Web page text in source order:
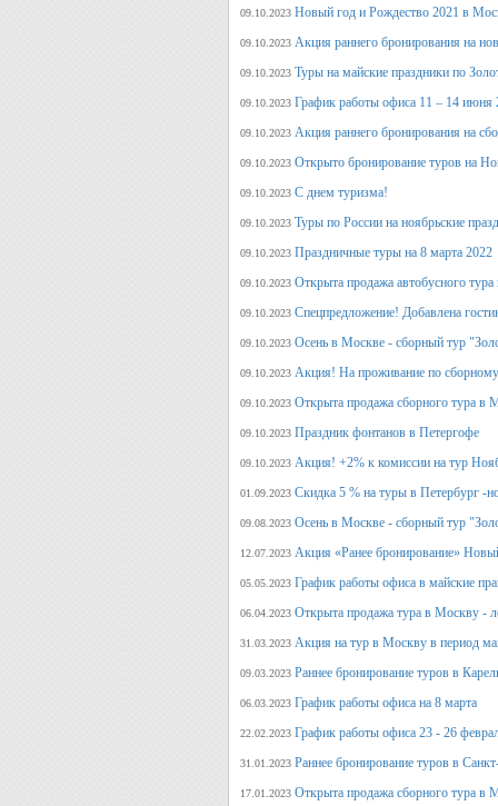
09.10.2023 Новый год и Рождество 2021 в
09.10.2023 Акция раннего бронирования на
09.10.2023 Туры на майские праздники по
09.10.2023 График работы офиса 11 – 14 июня
09.10.2023 Акция раннего бронирования на
09.10.2023 Открыто бронирование туров на
09.10.2023 С днем туризма!
09.10.2023 Туры по России на ноябрьские
09.10.2023 Праздничные туры на 8 марта 2022
09.10.2023 Открыта продажа автобусного
09.10.2023 Спецпредложение! Добавлена
09.10.2023 Осень в Москве - сборный тур
09.10.2023 Акция! На проживание по
09.10.2023 Открыта продажа сборного тура в
09.10.2023 Праздник фонтанов в Петергофе
09.10.2023 Акция! +2% к комиссии на тур
01.09.2023 Скидка 5 % на туры в Петербург -
09.08.2023 Осень в Москве - сборный тур
12.07.2023 Акция «Ранее бронирование»
05.05.2023 График работы офиса в майские
06.04.2023 Открыта продажа тура в Москву -
31.03.2023 Акция на тур в Москву в период
09.03.2023 Раннее бронирование туров в
06.03.2023 График работы офиса на 8 марта
22.02.2023 График работы офиса 23 - 26
31.01.2023 Раннее бронирование туров в
17.01.2023 Открыта продажа сборного тура в